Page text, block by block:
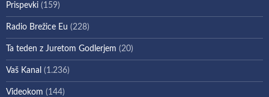
Prispevki (159)
Radio Brežice Eu (228)
Ta teden z Juretom Godlerjem (20)
Vaš Kanal (1.236)
Videokom (144)